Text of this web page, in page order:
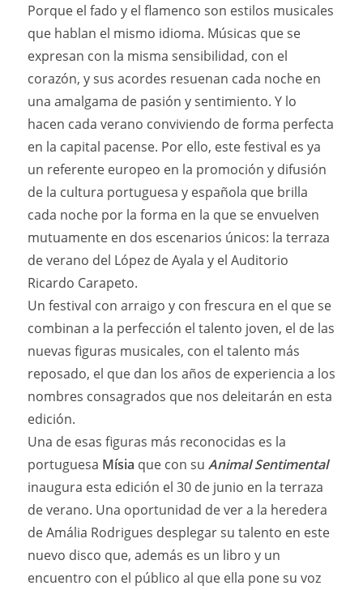
Porque el fado y el flamenco son estilos musicales
que hablan el mismo idioma. Músicas que se
expresan con la misma sensibilidad, con el
corazón, y sus acordes resuenan cada noche en
una amalgama de pasión y sentimiento. Y lo
hacen cada verano conviviendo de forma perfecta
en la capital pacense. Por ello, este festival es ya
un referente europeo en la promoción y difusión
de la cultura portuguesa y española que brilla
cada noche por la forma en la que se envuelven
mutuamente en dos escenarios únicos: la terraza
de verano del López de Ayala y el Auditorio
Ricardo Carapeto.
Un festival con arraigo y con frescura en el que se
combinan a la perfección el talento joven, el de las
nuevas figuras musicales, con el talento más
reposado, el que dan los años de experiencia a los
nombres consagrados que nos deleitarán en esta
edición.
Una de esas figuras más reconocidas es la
portuguesa Mísia que con su Animal Sentimental
inaugura esta edición el 30 de junio en la terraza
de verano. Una oportunidad de ver a la heredera
de Amália Rodrigues desplegar su talento en este
nuevo disco que, además es un libro y un
encuentro con el público al que ella pone su voz